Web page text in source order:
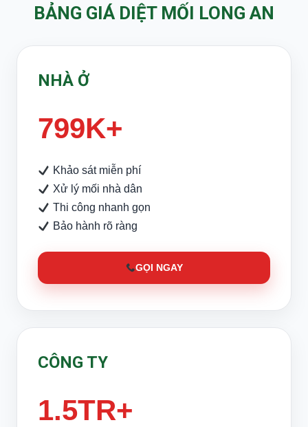
BẢNG GIÁ DIỆT MỐI LONG AN
NHÀ Ở
799K+
Khảo sát miễn phí
Xử lý mối nhà dân
Thi công nhanh gọn
Bảo hành rõ ràng
GỌI NGAY
CÔNG TY
1.5TR+